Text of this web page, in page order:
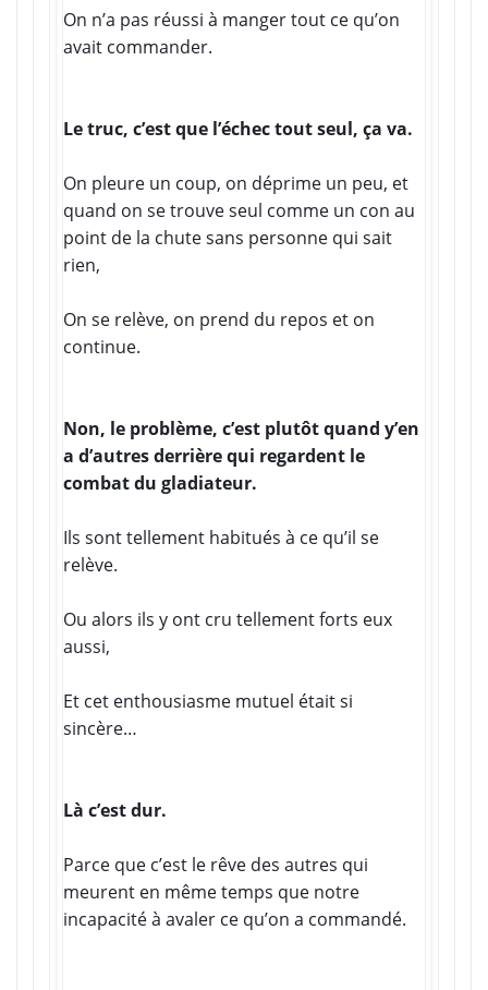
On n’a pas réussi à manger tout ce qu’on
avait commander.
Le truc, c’est que l’échec tout seul, ça va.
On pleure un coup, on déprime un peu, et
quand on se trouve seul comme un con au
point de la chute sans personne qui sait
rien,
On se relève, on prend du repos et on
continue.
Non, le problème, c’est plutôt quand y’en
a d’autres derrière qui regardent le
combat du gladiateur.
Ils sont tellement habitués à ce qu’il se
relève.
Ou alors ils y ont cru tellement forts eux
aussi,
Et cet enthousiasme mutuel était si
sincère…
Là c’est dur.
Parce que c’est le rêve des autres qui
meurent en même temps que notre
incapacité à avaler ce qu’on a commandé.